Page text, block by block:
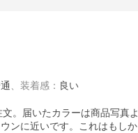
装着感 ： 良い
。届いたカラーは商品写真
ンに近いです。これはもし